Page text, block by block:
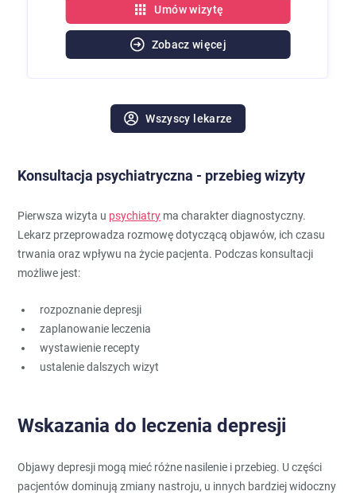
Umów wizytę
Zobacz więcej
Wszyscy lekarze
Konsultacja psychiatryczna - przebieg wizyty
Pierwsza wizyta u psychiatry ma charakter diagnostyczny.
Lekarz przeprowadza rozmowę dotyczącą objawów, ich czasu
trwania oraz wpływu na życie pacjenta. Podczas konsultacji
możliwe jest:
rozpoznanie depresji
zaplanowanie leczenia
wystawienie recepty
ustalenie dalszych wizyt
Wskazania do leczenia depresji
Objawy depresji mogą mieć różne nasilenie i przebieg. U części
pacjentów dominują zmiany nastroju, u innych bardziej widoczny